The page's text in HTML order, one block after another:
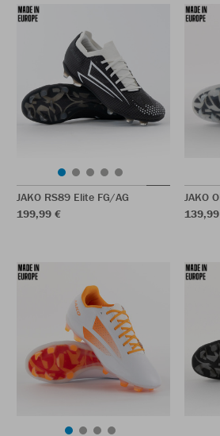
JAKO RS89 Elite FG/AG
199,99 €
JAKO